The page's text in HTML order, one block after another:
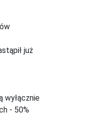
już
wyłącznie
- 50%